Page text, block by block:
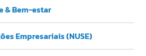
& Bem-estar
Empresariais (NUSE)